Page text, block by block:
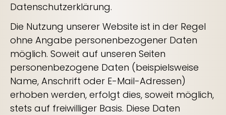
Datenschutzerklärung.
Die Nutzung unserer Website ist in der Regel
ohne Angabe personenbezogener Daten
möglich. Soweit auf unseren Seiten
personenbezogene Daten (beispielsweise
Name, Anschrift oder E-Mail-Adressen)
erhoben werden, erfolgt dies, soweit möglich,
stets auf freiwilliger Basis. Diese Daten